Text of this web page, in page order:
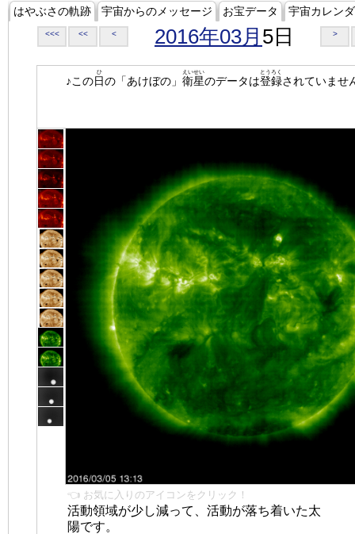
はやぶさの軌跡 宇宙からのメッセージ お宝データ 宇宙カレン
<<< << < 2016年03月 5日 >
♪この日
ひ
の「あけぼの」 衛星
えいせい
のデータは登録
とうろく
されていませ
👈 お気に入りのアイコンをクリック！
活動領域が少し減って、活動が落ち着いた太
陽です。